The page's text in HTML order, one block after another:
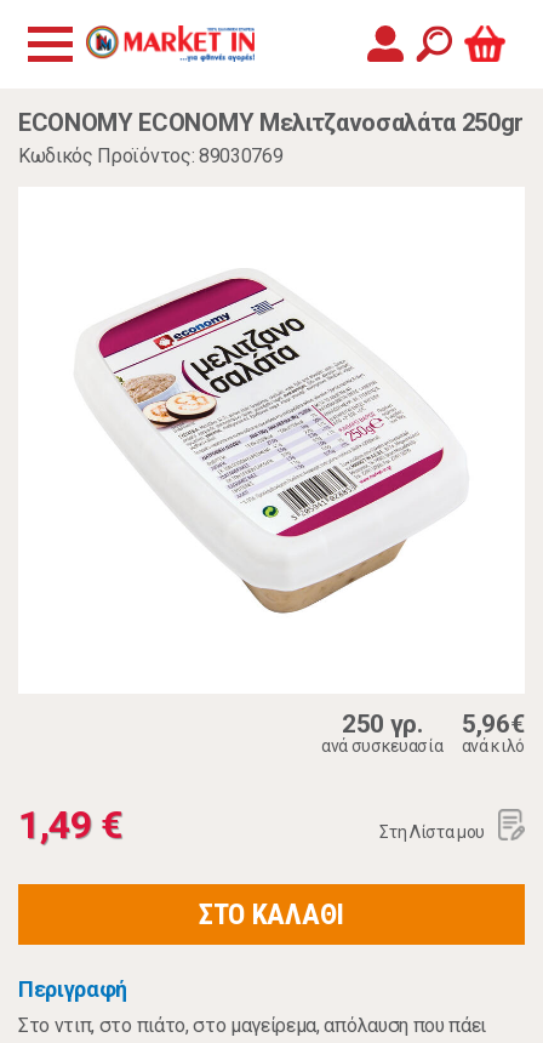
ECONOMY ECONOMY Μελιτζανοσαλάτα 250gr
Κωδικός Προϊόντος: 89030769
250 γρ.
ανά συσκευασία
5,96€
ανά κιλό
1,49 € Στη Λίστα μου
ΣΤΟ ΚΑΛΑΘΙ
Περιγραφή
Στο ντιπ, στο πιάτο, στο μαγείρεμα, απόλαυση που πάει